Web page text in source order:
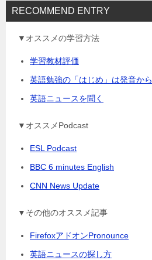
RECOMMEND ENTRY
▼オススメの学習方法
学習教材評価
英語勉強の「はじめ」は発音から
英語ニュースを聞く
▼オススメPodcast
ESL Podcast
BBC 6 minutes English
CNN News Update
▼その他のオススメ記事
FirefoxアドオンPronounce
英語ニュースの探し方